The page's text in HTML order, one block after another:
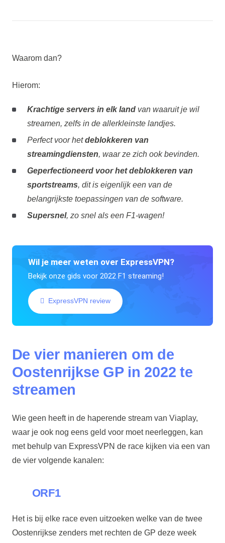
Waarom dan?
Hierom:
Krachtige servers in elk landvan waaruit je wil
streamen, zelfs in de allerkleinste landjes.
Perfect voor hetdeblokkeren van
streamingdiensten, waar ze zich ook bevinden.
Geperfectioneerd voor het deblokkeren van
sportstreams, dit is eigenlijk een van de
belangrijkste toepassingen van de software.
Supersnel, zo snel als een F1-wagen!
Wil je meer weten over ExpressVPN?
Bekijk onze gids voor 2022 F1 streaming!
ExpressVPN review
De vier manieren om de
Oostenrijkse GP in 2022 te
streamen
Wie geen heeft in de haperende stream van Viaplay,
waar je ook nog eens geld voor moet neerleggen, kan
met behulp van ExpressVPN de race kijken via een van
de vier volgende kanalen:
ORF1
Het is bij elke race even uitzoeken welke van de twee
Oostenrijkse zenders met rechten de GP deze week